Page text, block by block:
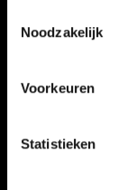
Noodzakelijk
Voorkeuren
Statistieken
zo 24 sep. 23
TICKETS